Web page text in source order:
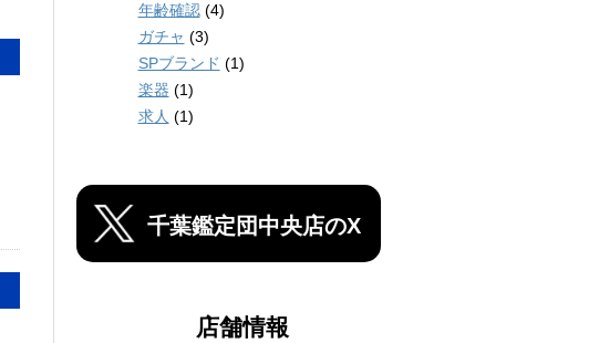
年齢確認(4)
ガチャ (3)
SPブランド (1)
楽器 (1)
求人 (1)
千葉鑑定団中央店のX
店舗情報